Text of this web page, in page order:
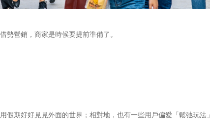
勢營銷，商家是時候要提前準備了。
假期好好見見外面的世界；相對地，也有一些用戶偏愛「鬆弛玩法」